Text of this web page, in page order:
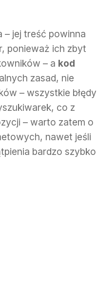
– jej treść powinna
ponieważ ich zbyt
– a kod
zasad, nie
– wszystkie błędy
co z
– warto zatem o
nawet jeśli
bardzo szybko